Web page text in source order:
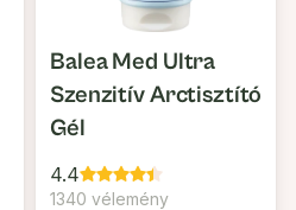
Balea Med Ultra
Szenzitív Arctisztító
Gél
4.4
1340 vélemény